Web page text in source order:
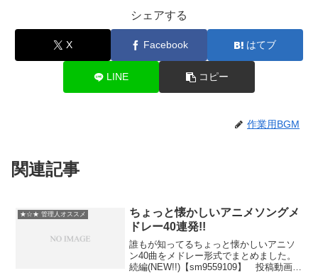
シェアする
X Facebook はてブ
LINE コピー
作業用BGM
関連記事
★☆★ 管理人オススメ
ちょっと懐かしいアニメソングメ
ドレー40連発!!
誰もが知ってるちょっと懐かしいアニソ
ン40曲をメドレー形式でまとめました。
続編(NEW!!)【sm9559109】 投稿動画一